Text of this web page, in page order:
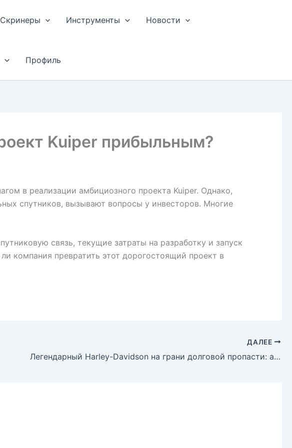
Скринеры Инструменты Новости
Профиль
Kuiper прибыльным?
в реализации амбициозного проекта Kuiper. Однако,
спутников, вызывают вопросы у инвесторов. Многие
связь, текущие затраты на разработку и запуск
компания превратить этот дорогостоящий проект в
ДАЛЕЕ
Легендарный Harley-Davidson на грани долговой пропасти: акции под угрозой